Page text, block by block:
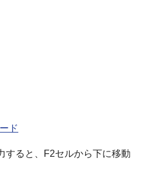
ド
すると、F2セルから下に移動